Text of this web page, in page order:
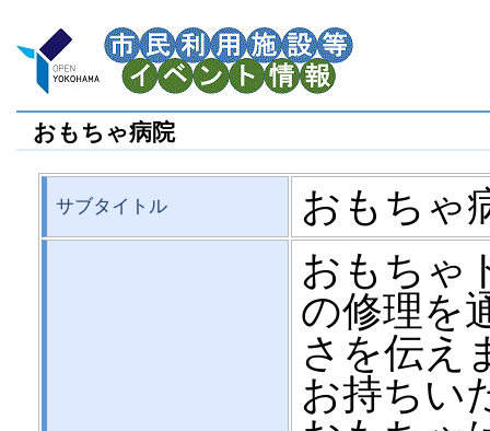
おもちゃ病院
サブタイトル おもちゃ
おもちゃ
の修理を
さを伝え
お持ちい